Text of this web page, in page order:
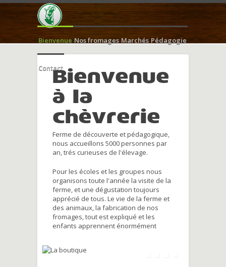
Bienvenue Nos fromages Marchés Pédagogie
ContactBienvenue
à la
chèvrerie
Ferme de découverte et pédagogique,
nous accueillons 5000 personnes par
an, trés curieuses de l'élevage.
Pour les écoles et les groupes nous
organisons toute l'année la visite de la
ferme, et une dégustation toujours
apprécié de tous. Le vie de la ferme et
des animaux, la fabrication de nos
fromages, tout est expliqué et les
enfants apprennent énormément